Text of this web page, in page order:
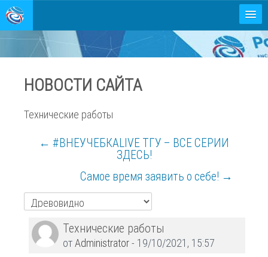
Абитуриентам
О проекте
Способы оплаты
НОВОСТИ САЙТА
Технические работы
← #ВНЕУЧЕБКАLIVE ТГУ – ВСЕ СЕРИИ
ЗДЕСЬ!
Самое время заявить о себе! →
Технические работы
отAdministrator- 19/10/2021, 15:57
Количество
ответов: